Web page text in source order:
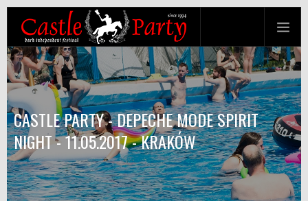
CASTLE PARTY - DEPECHE MODE SPIRIT
NIGHT - 11.05.2017 - KRAKÓW